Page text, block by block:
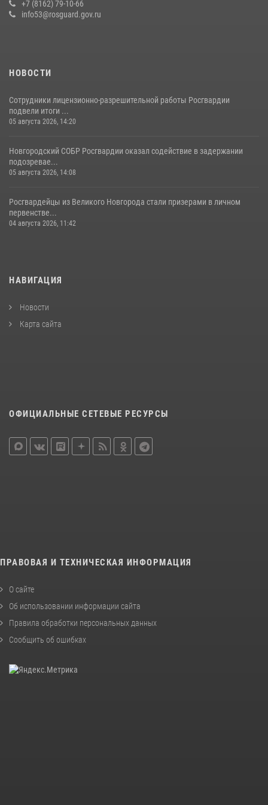
+7 (8162) 79-10-66
info53@rosguard.gov.ru
НОВОСТИ
Сотрудники лицензионно-разрешительной работы Росгвардии
подвели итоги ...
05 августа 2026, 14:20
Новгородский СОБР Росгвардии оказал содействие в задержании
подозревае...
05 августа 2026, 14:08
Росгвардейцы из Великого Новгорода стали призерами в личном
первенстве...
04 августа 2026, 11:42
НАВИГАЦИЯ
Новости
Карта сайта
ОФИЦИАЛЬНЫЕ СЕТЕВЫЕ РЕСУРСЫ
ПРАВОВАЯ И ТЕХНИЧЕСКАЯ ИНФОРМАЦИЯ
О сайте
Об использовании информации сайта
Правила обработки персональных данных
Сообщить об ошибках